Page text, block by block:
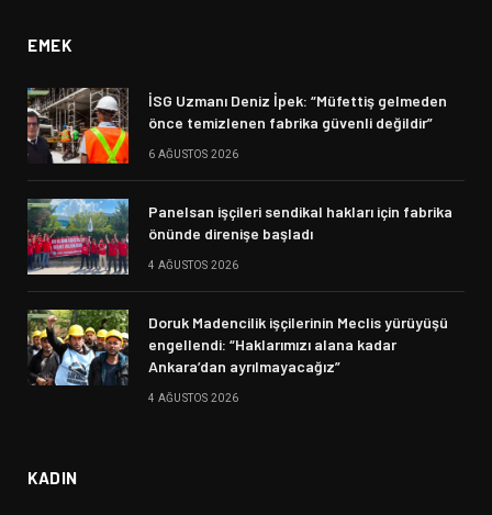
EMEK
İSG Uzmanı Deniz İpek: “Müfettiş gelmeden
önce temizlenen fabrika güvenli değildir”
6 AĞUSTOS 2026
Panelsan işçileri sendikal hakları için fabrika
önünde direnişe başladı
4 AĞUSTOS 2026
Doruk Madencilik işçilerinin Meclis yürüyüşü
engellendi: “Haklarımızı alana kadar
Ankara’dan ayrılmayacağız”
4 AĞUSTOS 2026
KADIN